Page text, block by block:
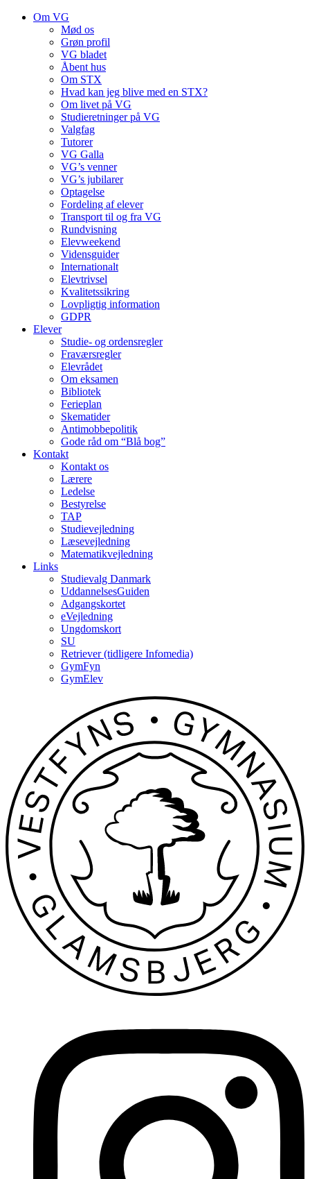
Om VG
Mød os
Grøn profil
VG bladet
Åbent hus
Om STX
Hvad kan jeg blive med en STX?
Om livet på VG
Studieretninger på VG
Valgfag
Tutorer
VG Galla
VG’s venner
VG’s jubilarer
Optagelse
Fordeling af elever
Transport til og fra VG
Rundvisning
Elevweekend
Vidensguider
Internationalt
Elevtrivsel
Kvalitetssikring
Lovpligtig information
GDPR
Elever
Studie- og ordens­regler
Fraværsregler
Elevrådet
Om eksamen
Bibliotek
Ferieplan
Skematider
Antimobbepolitik
Gode råd om “Blå bog”
Kontakt
Kontakt os
Lærere
Ledelse
Bestyrelse
TAP
Studievejledning
Læsevejledning
Matematikvejledning
Links
Studievalg Danmark
UddannelsesGuiden
Adgangskortet
eVejledning
Ungdomskort
SU
Retriever (tidligere Infomedia)
GymFyn
GymElev